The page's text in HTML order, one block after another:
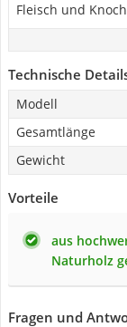
Fleisch und
Technische
Modell
Gesamtlänge
Gewicht
Vorteile
aus
Naturholz
Fragen und